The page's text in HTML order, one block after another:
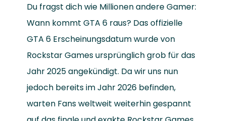
Du fragst dich wie Millionen andere Gamer:
Wann kommt GTA 6 raus? Das offizielle
GTA 6 Erscheinungsdatum wurde von
Rockstar Games ursprünglich grob für das
Jahr 2025 angekündigt. Da wir uns nun
jedoch bereits im Jahr 2026 befinden,
warten Fans weltweit weiterhin gespannt